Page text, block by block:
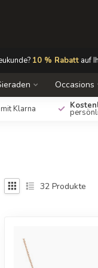
10 % Rabattauf
Occasions
Klarna
32 Produkte